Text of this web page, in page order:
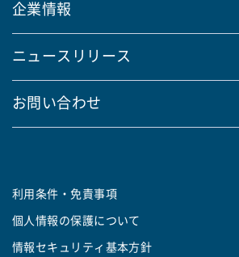
企業情報
ニュースリリース
お問い合わせ
利用条件・免責事項
個人情報の保護について
情報セキュリティ基本方針